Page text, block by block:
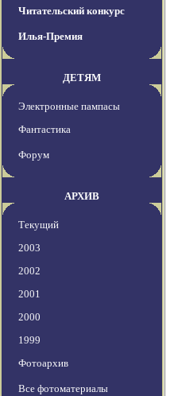
Читательский конкурс
Илья-Премия
ДЕТЯМ
Электронные пампасы
Фантастика
Форум
АРХИВ
Текущий
2003
2002
2001
2000
1999
Фотоархив
Все фотоматериалы